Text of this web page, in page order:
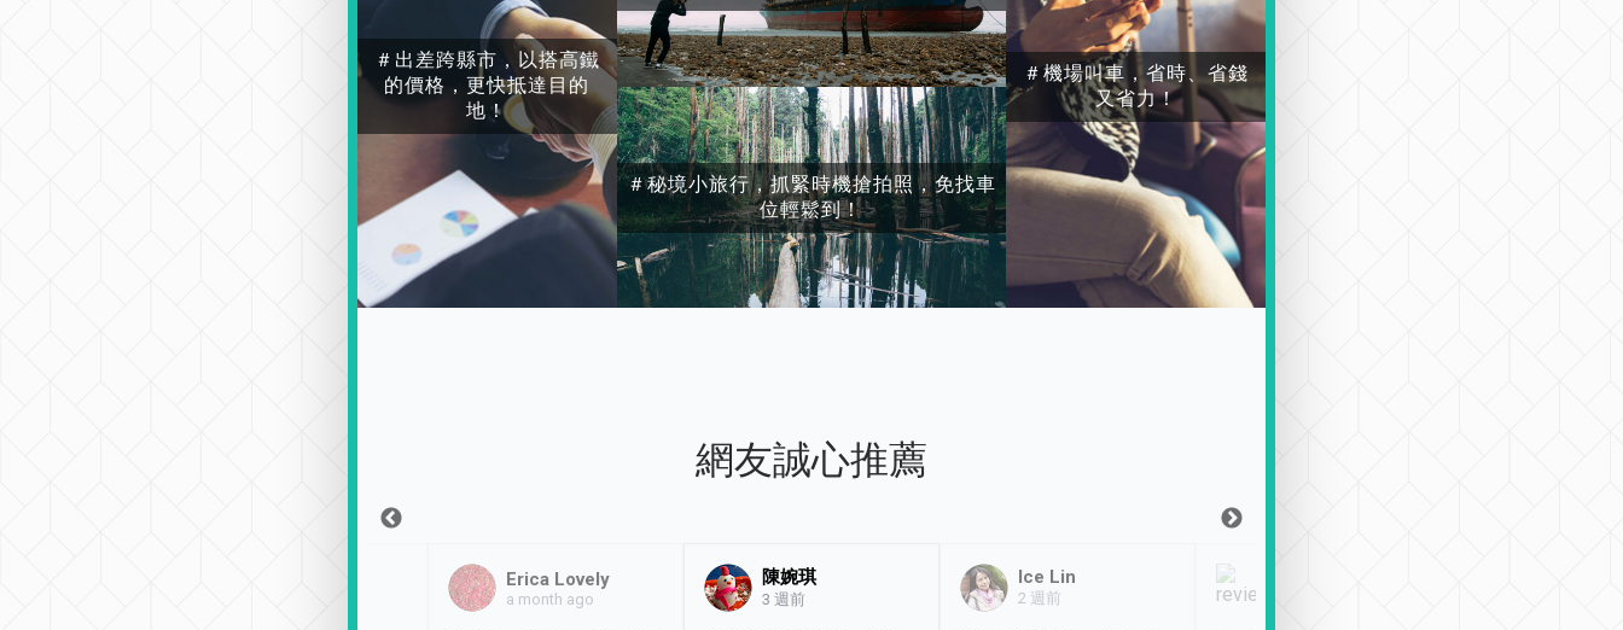
＃出差跨縣市，以搭高鐵
的價格，更快抵達目的
地！
＃秘境小旅行，抓緊時機搶拍照，免找車
位輕鬆到！
＃機場叫車，省時、省錢
又省力！
網友誠心推薦
Erica Lovely
a month ago
陳婉琪
3 週前
Ice Lin
2 週前